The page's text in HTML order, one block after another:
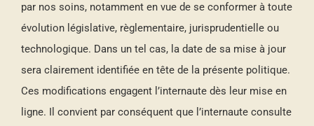
par nos soins, notamment en vue de se conformer à toute
évolution législative, règlementaire, jurisprudentielle ou
technologique. Dans un tel cas, la date de sa mise à jour
sera clairement identifiée en tête de la présente politique.
Ces modifications engagent l’internaute dès leur mise en
ligne. Il convient par conséquent que l’internaute consulte